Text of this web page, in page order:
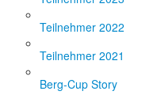
Teilnehmer 2022
Teilnehmer 2021
Berg-Cup Story